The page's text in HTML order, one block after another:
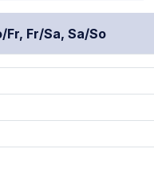
Fr/Sa, Sa/So